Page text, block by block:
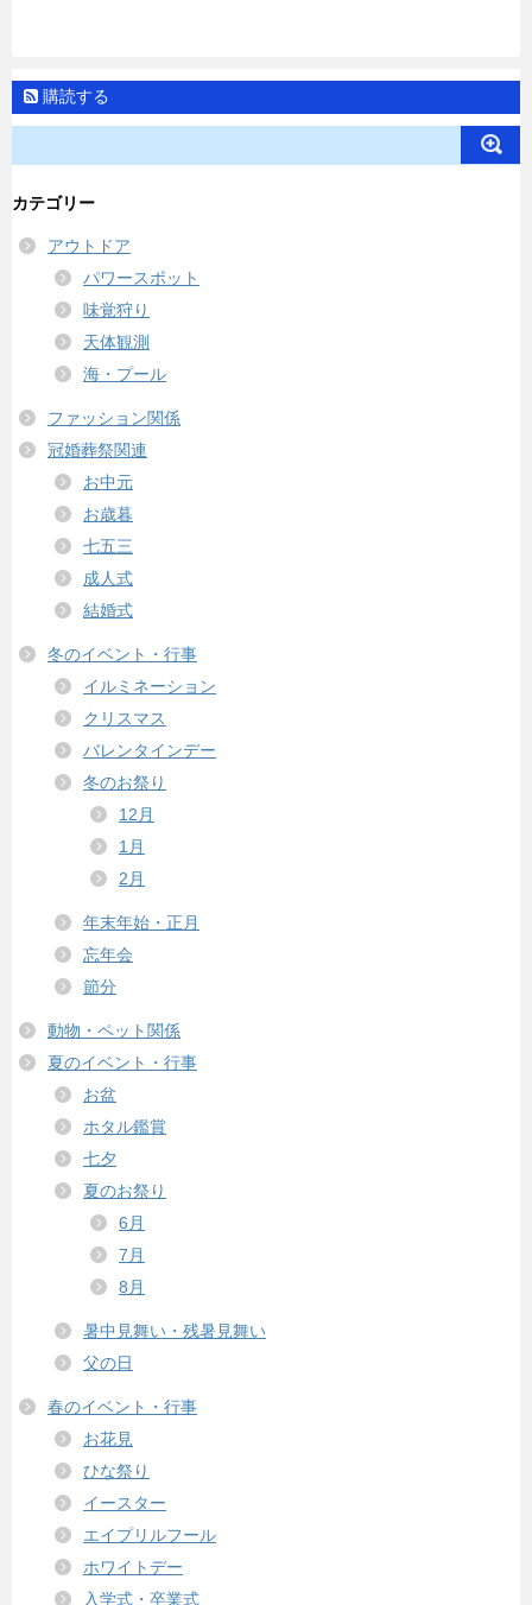
購読する
カテゴリー
アウトドア
パワースポット
味覚狩り
天体観測
海・プール
ファッション関係
冠婚葬祭関連
お中元
お歳暮
七五三
成人式
結婚式
冬のイベント・行事
イルミネーション
クリスマス
バレンタインデー
冬のお祭り
12月
1月
2月
年末年始・正月
忘年会
節分
動物・ペット関係
夏のイベント・行事
お盆
ホタル鑑賞
七夕
夏のお祭り
6月
7月
8月
暑中見舞い・残暑見舞い
父の日
春のイベント・行事
お花見
ひな祭り
イースター
エイプリルフール
ホワイトデー
入学式・卒業式